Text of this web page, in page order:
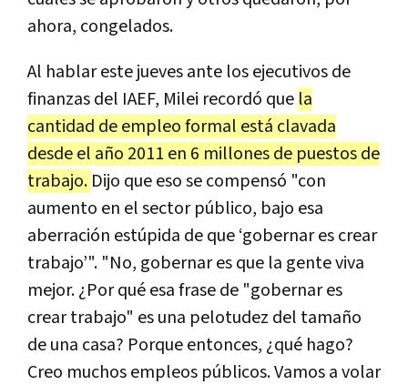
ahora, congelados.
Al hablar este jueves ante los ejecutivos de
finanzas del IAEF, Milei recordó que la
cantidad de empleo formal está clavada
desde el año 2011 en 6 millones de puestos de
trabajo. Dijo que eso se compensó "con
aumento en el sector público, bajo esa
aberración estúpida de que ‘gobernar es crear
trabajo’". "No, gobernar es que la gente viva
mejor. ¿Por qué esa frase de "gobernar es
crear trabajo" es una pelotudez del tamaño
de una casa? Porque entonces, ¿qué hago?
Creo muchos empleos públicos. Vamos a volar